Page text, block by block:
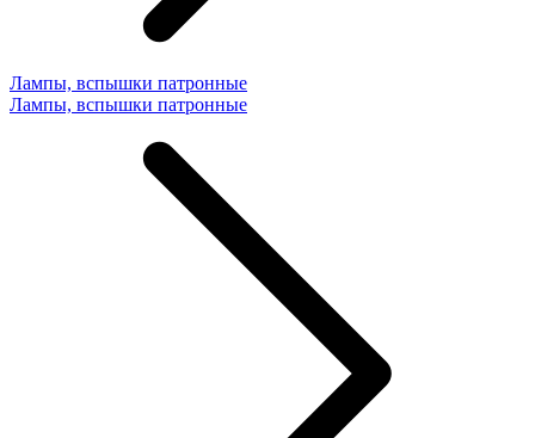
Лампы, вспышки патронные
Лампы, вспышки патронные